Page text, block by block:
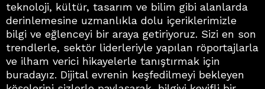
teknoloji, kültür, tasarım ve bilim gibi alanlarda
derinlemesine uzmanlıkla dolu içeriklerimizle
bilgi ve eğlenceyi bir araya getiriyoruz. Sizi en son
trendlerle, sektör liderleriyle yapılan röportajlarla
ve ilham verici hikayelerle tanıştırmak için
buradayız. Dijital evrenin keşfedilmeyi bekleyen